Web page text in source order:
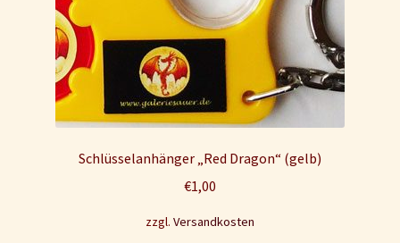
Schlüsselanhänger „Red Dragon“ (gelb)
€1,00
zzgl. Versandkosten